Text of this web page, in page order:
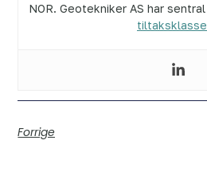
NOR. Geotekniker AS har
Forrige